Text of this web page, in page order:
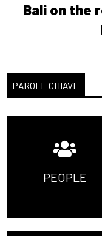
Bali on the
PAROLE CHIAVE
PEOPLE